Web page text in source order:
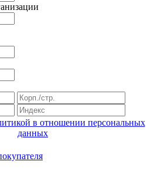
в отношении персональных
данных